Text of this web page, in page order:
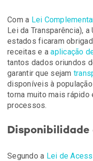
Com a Lei
Lei da Transparência),
estados ficaram
receitas e aaplicação
tantos dados oriundos
garantir que sejam
disponíveis à
torna muito mais rápido
processos.
Disponibilidade
Segundo a Lei de